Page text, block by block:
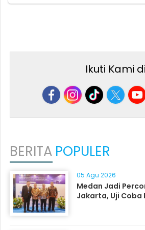
Ikuti Kami di
BERITA POPULER
05 Agu 2026
Medan Jadi
Jakarta, Uji Coba